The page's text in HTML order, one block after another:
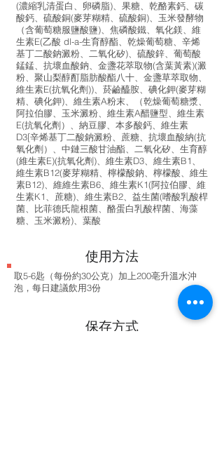
(濃縮乳清蛋白、卵磷脂)、果糖、乾酪素鈣、碳
酸鈣、硫酸銅(麥芽糊精、硫酸銅)、玉米發酵物
（含葡萄糖服鹽酸鹽)、焦磷酸鐵、氧化鎂、維
生素E(乙酸 dl-a-生育醇酯、乾燥葡萄糖、辛烯
基丁二酸鈉澱粉、二氧化矽)、硫酸鋅、葡萄酸
錳錳、抗壞血酸鈉、金盞花萃取物(含葉黃素)(澱
粉、聚山梨醇酊脂肪酸酯八十、金盞草萃取物、
維生素E(抗氧化劑))、菸鹼醯胺、碘化鉀(麥芽糊
精、碘化鉀)、維生素A粉末、（乾燥葡萄糖漿、
阿拉伯膠、玉米澱粉、維生素A醋鹽型、維生素
E(抗氧化劑）、納豆膠、本多酸鈣、維生素
D3[辛烯基丁二酸鈉澱粉、蔗糖、抗壞血酸納(抗
氧化劑）、中鏈三酸甘油酯、二氧化矽、生育醇
(維生素E)(抗氧化劑)、維生素D3、維生素B1、
維生素B12(麥芽糊精、檸檬酸鈉、檸檬酸、維生
素B12)、維維生素B6、維生素K1(阿拉伯膠、維
生素K1、蔗糖)、維生素B2、益生菌(嗜酸乳酸桿
菌、比菲德氏龍根菌、酪蛋白乳酸桿菌、海藻
糖、玉米澱粉)、葉酸
取5-6匙（每份約30公克）加上200亳升溫水沖
泡，每日建議飲用3份
使用方法
保存方式